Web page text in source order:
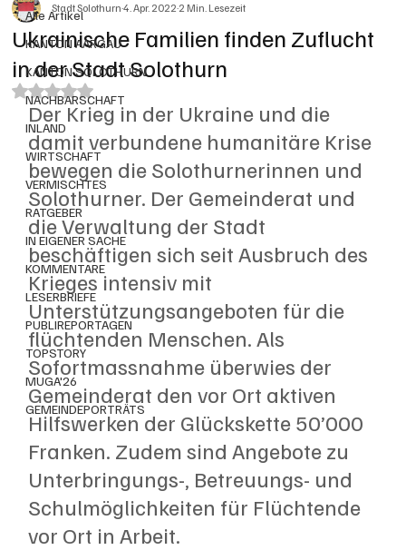
Alle Artikel
KANTON AARGAU
KANTON SOLOTHURN
NACHBARSCHAFT
INLAND
WIRTSCHAFT
VERMISCHTES
RATGEBER
IN EIGENER SACHE
KOMMENTARE
LESERBRIEFE
PUBLIREPORTAGEN
TOPSTORY
MUGA'26
GEMEINDEPORTRÄTS
Ukrainische Familien finden Zuflucht
in der Stadt Solothurn
Stadt Solothurn4. Apr. 20222 Min. Lesezeit
Mit NaN von 5 Sternen bewertet.
Der Krieg in der Ukraine und die
damit verbundene humanitäre Krise
bewegen die Solothurnerinnen und
Solothurner. Der Gemeinderat und
die Verwaltung der Stadt
beschäftigen sich seit Ausbruch des
Krieges intensiv mit
Unterstützungsangeboten für die
flüchtenden Menschen. Als
Sofortmassnahme überwies der
Gemeinderat den vor Ort aktiven
Hilfswerken der Glückskette 50’000
Franken. Zudem sind Angebote zu
Unterbringungs-, Betreuungs- und
Schulmöglichkeiten für Flüchtende
vor Ort in Arbeit.